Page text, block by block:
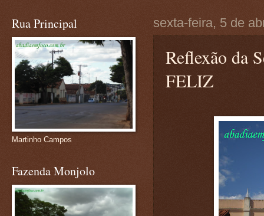
sexta-feira, 5 de
Reflexão da
FELIZ
Rua Principal
Martinho Campos
Fazenda Monjolo